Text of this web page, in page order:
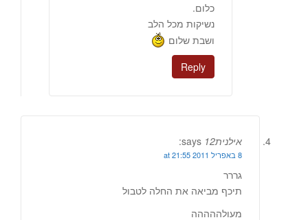
כלום.
נשיקות מכל הלב
ושבת שלום
Reply
אילנית12 says:
8 באפריל 2011 at 21:55
גררר
תיכף מביאה את החלה לטבול
מעולההההה